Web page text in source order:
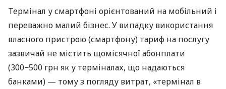
Термінал у смартфоні орієнтований на мобільний і
переважно малий бізнес. У випадку використання
власного пристрою (смартфону) тариф на послугу
зазвичай не містить щомісячної абонплати
(300−500 грн як у терміналах, що надаються
банками) — тому з погляду витрат, «термінал в